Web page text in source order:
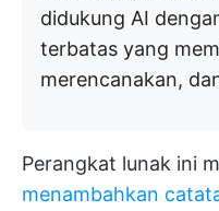
didukung AI
terbatas yang
merencanakan,
Perangkat lunak ini
menambahkan